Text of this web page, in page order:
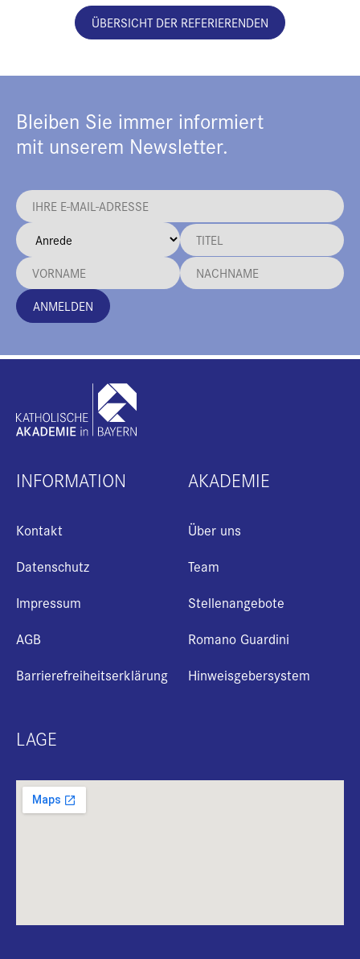
ÜBERSICHT DER REFERIERENDEN
Bleiben Sie immer informiert
mit unserem Newsletter.
ANMELDEN
INFORMATION
Kontakt
Datenschutz
Impressum
AGB
Barrierefreiheitserklärung
AKADEMIE
Über uns
Team
Stellenangebote
Romano Guardini
Hinweisgebersystem
LAGE